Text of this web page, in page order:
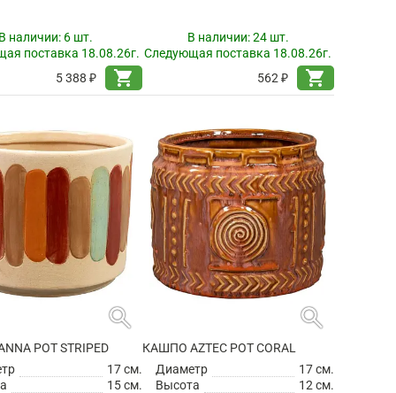
наличии: 6 шт.
поставка 18.08.26г.
5 388 ₽
shopping_cart
В наличии:24 шт.
Следующая поставка 18.08.26г.
562 ₽
shopping_cart
search
POT STRIPED
17 см.
15 см.
search
КАШПО AZTEC POT CORAL
Диаметр
17 см.
Высота
12 см.